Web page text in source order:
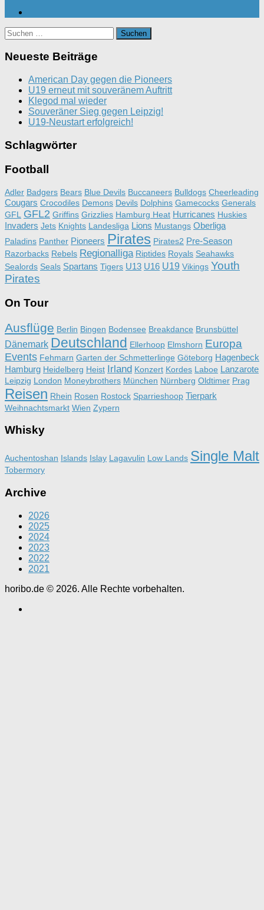
Suchen
nach:
Neueste Beiträge
American Day gegen die Pioneers
U19 erneut mit souveränem Auftritt
Klegod mal wieder
Souveräner Sieg gegen Leipzig!
U19-Neustart erfolgreich!
Schlagwörter
Football
Adler Badgers Bears Blue Devils Buccaneers Bulldogs Cheerleading
Cougars Crocodiles Demons Devils Dolphins Gamecocks Generals
GFL GFL2 Griffins Grizzlies Hamburg Heat Hurricanes Huskies
Invaders Jets Knights Landesliga Lions Mustangs Oberliga
Paladins Panther Pioneers Pirates Pirates2 Pre-Season
Razorbacks Rebels Regionalliga Riptides Royals Seahawks
Sealords Seals Spartans Tigers U13 U16 U19 Vikings Youth
Pirates
On Tour
Ausflüge Berlin Bingen Bodensee Breakdance Brunsbüttel
Dänemark Deutschland Ellerhoop Elmshorn Europa
Events Fehmarn Garten der Schmetterlinge Göteborg Hagenbeck
Hamburg Heidelberg Heist Irland Konzert Kordes Laboe Lanzarote
Leipzig London Moneybrothers München Nürnberg Oldtimer Prag
Reisen Rhein Rosen Rostock Sparrieshoop Tierpark
Weihnachtsmarkt Wien Zypern
Whisky
Auchentoshan Islands Islay Lagavulin Low Lands Single Malt
Tobermory
Archive
2026
2025
2024
2023
2022
2021
horibo.de © 2026. Alle Rechte vorbehalten.